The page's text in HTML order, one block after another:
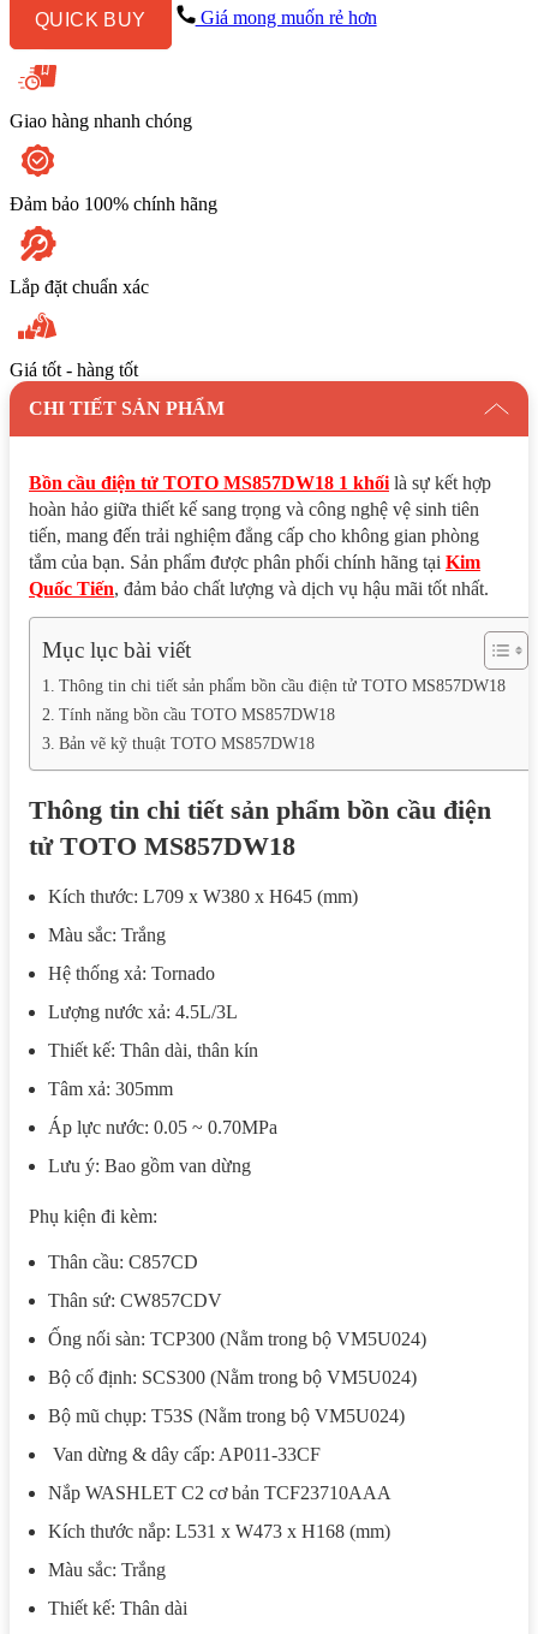
khối
kèm
nắp
rửa
điện
WASHLET
dòng
C2
bản
TCF23710AAA
lượng
QUICK BUY Giá mong muốn rẻ hơn
Giao hàng nhanh chóng
Đảm bảo 100% chính hãng
Lắp đặt chuẩn xác
Giá tốt - hàng tốt
CHI TIẾT SẢN PHẨM
Bồn cầu điện tử TOTO MS857DW18 1 khối là sự kết hợp
hoàn hảo giữa thiết kế sang trọng và công nghệ vệ sinh tiên
tiến, mang đến trải nghiệm đẳng cấp cho không gian phòng
tắm của bạn. Sản phẩm được phân phối chính hãng tại Kim
Quốc Tiến, đảm bảo chất lượng và dịch vụ hậu mãi tốt nhất.
Mục lục bài viết
Thông tin chi tiết sản phẩm bồn cầu điện tử TOTO MS857DW18
Tính năng bồn cầu TOTO MS857DW18
Bản vẽ kỹ thuật TOTO MS857DW18
Thông tin chi tiết sản phẩm bồn cầu điện
tử TOTO MS857DW18
Kích thước: L709 x W380 x H645 (mm)
Màu sắc: Trắng
Hệ thống xả: Tornado
Lượng nước xả: 4.5L/3L
Thiết kế: Thân dài, thân kín
Tâm xả: 305mm
Áp lực nước: 0.05 ~ 0.70MPa
Lưu ý: Bao gồm van dừng
Phụ kiện đi kèm:
Thân cầu: C857CD
Thân sứ: CW857CDV
Ống nối sàn: TCP300 (Nằm trong bộ VM5U024)
Bộ cố định: SCS300 (Nằm trong bộ VM5U024)
Bộ mũ chụp: T53S (Nằm trong bộ VM5U024)
Van dừng & dây cấp: AP011-33CF
Nắp WASHLET C2 cơ bản TCF23710AAA
Kích thước nắp: L531 x W473 x H168 (mm)
Màu sắc: Trắng
Thiết kế: Thân dài